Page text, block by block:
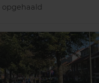
opgehaald